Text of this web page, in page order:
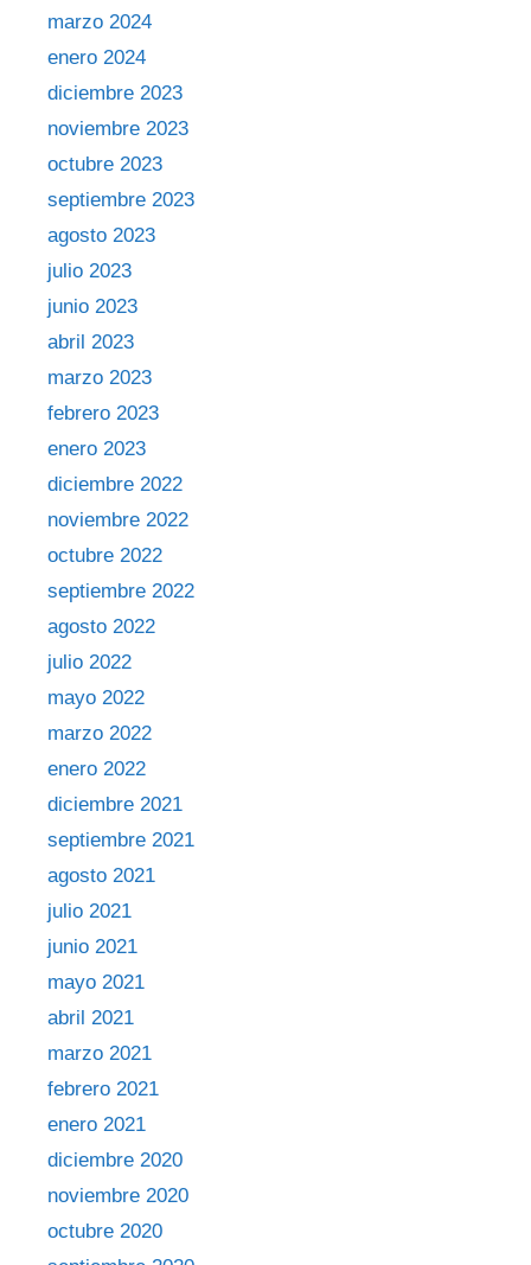
marzo 2024
enero 2024
diciembre 2023
noviembre 2023
octubre 2023
septiembre 2023
agosto 2023
julio 2023
junio 2023
abril 2023
marzo 2023
febrero 2023
enero 2023
diciembre 2022
noviembre 2022
octubre 2022
septiembre 2022
agosto 2022
julio 2022
mayo 2022
marzo 2022
enero 2022
diciembre 2021
septiembre 2021
agosto 2021
julio 2021
junio 2021
mayo 2021
abril 2021
marzo 2021
febrero 2021
enero 2021
diciembre 2020
noviembre 2020
octubre 2020